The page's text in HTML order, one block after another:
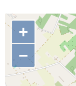
+
−